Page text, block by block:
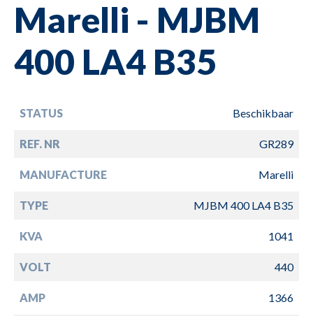
Marelli - MJBM
400 LA4 B35
STATUS Beschikbaar
REF. NR GR289
MANUFACTURE Marelli
TYPE MJBM 400 LA4 B35
KVA 1041
VOLT 440
AMP 1366